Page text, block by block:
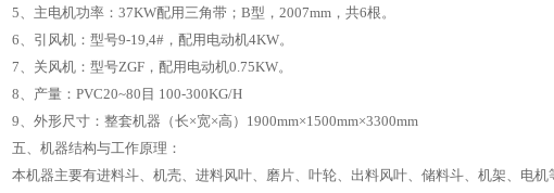
5、主电机功率：37KW配用三角带；B型，2007mm，共6根。
6、引风机：型号9-19,4#，配用电动机4KW。
7、关风机：型号ZGF，配用电动机0.75KW。
8、产量：PVC20~80目 100-300KG/H
9、外形尺寸：整套机器（长×宽×高）1900mm×1500mm×3300mm
五、机器结构与工作原理：
本机器主要有进料斗、机壳、进料风叶、磨片、叶轮、出料风叶、储料斗、机架、电